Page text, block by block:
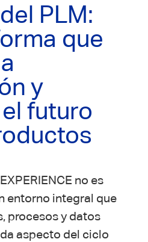
PLM:
que
y
futuro
no es
entorno integral que
procesos y datos
aspecto del ciclo